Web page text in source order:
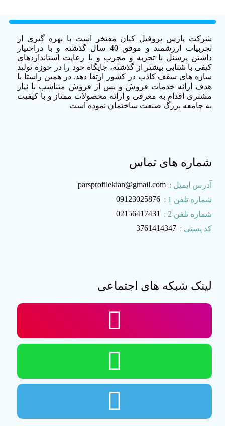
شرکت پارس پروفیل کیان مفتخر است با بهره گیری از
تجربیات ارزشمند و موفق 40 سال گذشته و با دراختیار
داشتن پرسنل با تجربه و مجرب و با رعایت استانداردهای
کیفی با شتابی بیشتر از گذشته، جایگاه خود را در حوزه تولید
سازه های سقف کاذب در کشور ارتقا دهد. در همین راستا با
هدف ارائه خدمات فروش و پس از فروش متناسب با نیاز
مشتری اقدام به معرفی و ارائه محصولات ممتاز و با کیفیت
به جامعه بزرگ صنعت ساختمان نموده است
شماره های تماس
آدرس ایمیل : parsprofilekian@gmail.com
شماره تلفن 1 :
09123025876
شماره تلفن 2 :
02156417431
کد پستی : 3761414347
لینک شبکه های اجتماعی